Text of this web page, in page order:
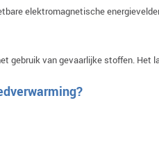
elektromagnetische
gebruik van gevaarlijke stoffen.